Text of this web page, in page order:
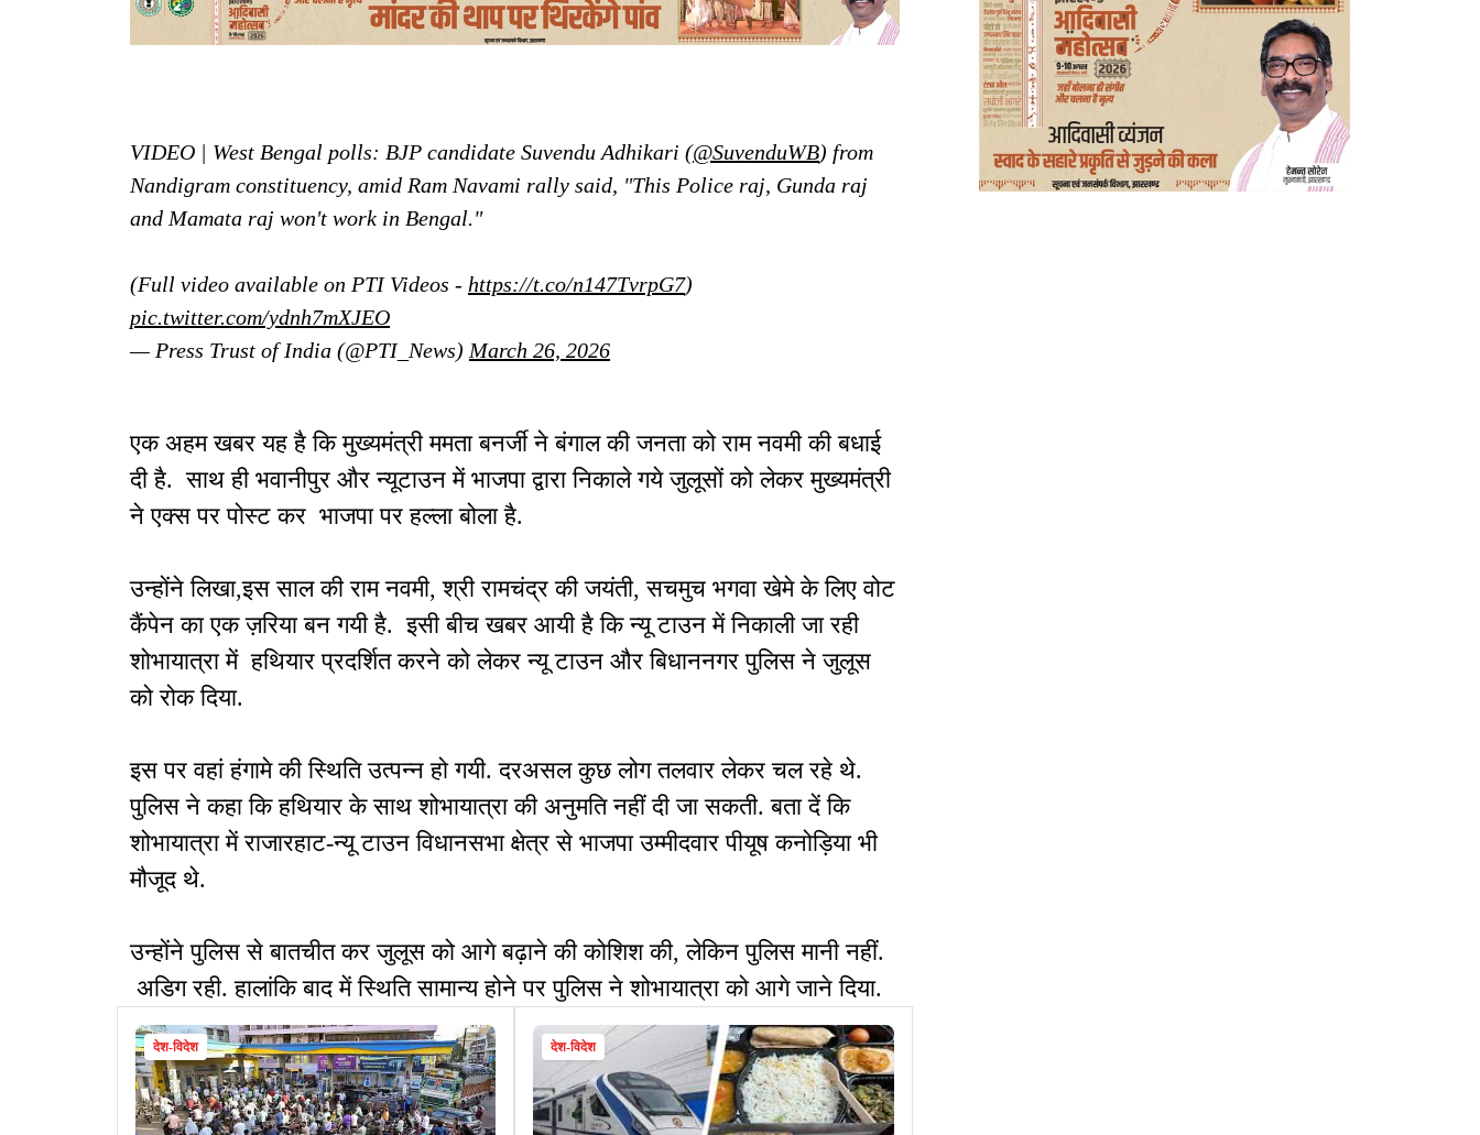
VIDEO | West Bengal polls: BJP candidate Suvendu Adhikari (@SuvenduWB) from
Nandigram constituency, amid Ram Navami rally said, "This Police raj, Gunda raj
and Mamata raj won't work in Bengal."
(Full video available on PTI Videos - https://t.co/n147TvrpG7)
pic.twitter.com/ydnh7mXJEO
— Press Trust of India (@PTI_News) March 26, 2026
एक अहम खबर यह है कि मुख्यमंत्री ममता बनर्जी ने बंगाल की जनता को राम नवमी की बधाई
दी है. साथ ही भवानीपुर और न्यूटाउन में भाजपा द्वारा निकाले गये जुलूसों को लेकर मुख्यमंत्री
ने एक्स पर पोस्ट कर भाजपा पर हल्ला बोला है.
उन्होंने लिखा,इस साल की राम नवमी, श्री रामचंद्र की जयंती, सचमुच भगवा खेमे के लिए वोट
कैंपेन का एक ज़रिया बन गयी है. इसी बीच खबर आयी है कि न्यू टाउन में निकाली जा रही
शोभायात्रा में हथियार प्रदर्शित करने को लेकर न्यू टाउन और बिधाननगर पुलिस ने जुलूस
को रोक दिया.
इस पर वहां हंगामे की स्थिति उत्पन्न हो गयी. दरअसल कुछ लोग तलवार लेकर चल रहे थे.
पुलिस ने कहा कि हथियार के साथ शोभायात्रा की अनुमति नहीं दी जा सकती. बता दें कि
शोभायात्रा में राजारहाट-न्यू टाउन विधानसभा क्षेत्र से भाजपा उम्मीदवार पीयूष कनोड़िया भी
मौजूद थे.
उन्होंने पुलिस से बातचीत कर जुलूस को आगे बढ़ाने की कोशिश की, लेकिन पुलिस मानी नहीं.
अडिग रही. हालांकि बाद में स्थिति सामान्य होने पर पुलिस ने शोभायात्रा को आगे जाने दिया.
देश-विदेश देश-विदेश